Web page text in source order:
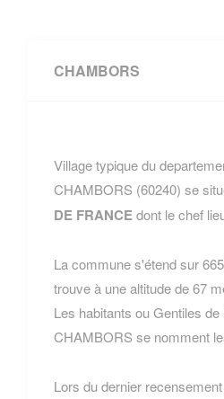
CHAMBORS
Village typique du
CHAMBORS (60240) se
DE FRANCEdont le chef
La commune s'étend sur
trouve à une altitude de 67
Les habitants ou Gentiles
CHAMBORS se nomment
Lors du dernier